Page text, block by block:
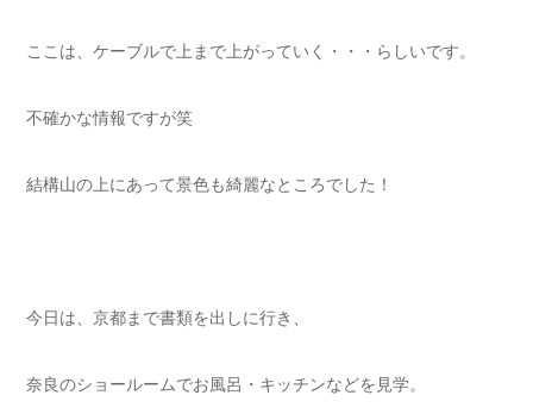
ここは、ケーブルで上まで上がっていく・・・らしいです。
不確かな情報ですが笑
結構山の上にあって景色も綺麗なところでした！
今日は、京都まで書類を出しに行き、
奈良のショールームでお風呂・キッチンなどを見学。